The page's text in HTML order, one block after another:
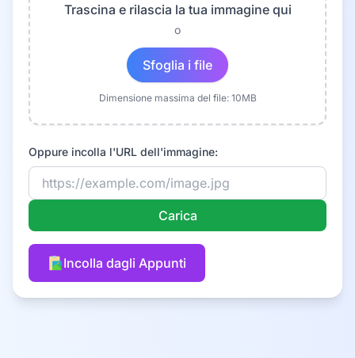
Trascina e rilascia la tua immagine qui
o
Sfoglia i file
Dimensione massima del file: 10MB
Oppure incolla l'URL dell'immagine:
Carica
Incolla dagli Appunti